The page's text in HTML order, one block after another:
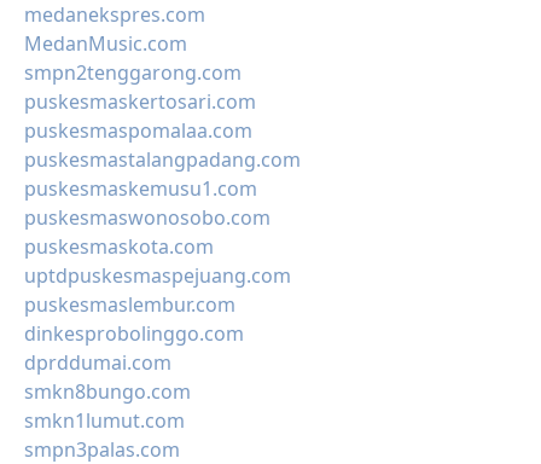
medanekspres.com
MedanMusic.com
smpn2tenggarong.com
puskesmaskertosari.com
puskesmaspomalaa.com
puskesmastalangpadang.com
puskesmaskemusu1.com
puskesmaswonosobo.com
puskesmaskota.com
uptdpuskesmaspejuang.com
puskesmaslembur.com
dinkesprobolinggo.com
dprddumai.com
smkn8bungo.com
smkn1lumut.com
smpn3palas.com